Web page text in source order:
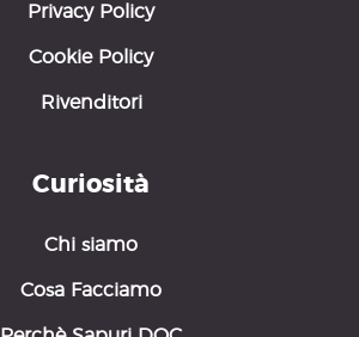
Privacy Policy
Cookie Policy
Rivenditori
Curiosità
Chi siamo
Cosa Facciamo